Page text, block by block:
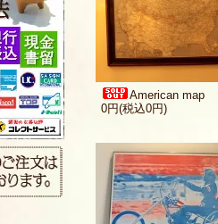
American map
0円(税込0円)